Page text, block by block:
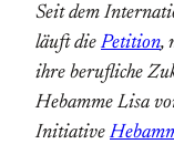
Seit dem
läuft diePetition,
ihre berufliche
Hebamme Lisa
Initiative